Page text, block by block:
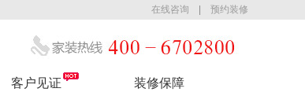
在线咨询 预约装修
客户见证 装修保障